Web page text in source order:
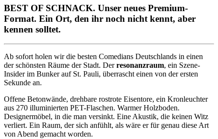
BEST OF SCHNACK. Unser neues Premium-
Format. Ein Ort, den ihr noch nicht kennt, aber
kennen solltet.
Ab sofort holen wir die besten Comedians Deutschlands in einen
der schönsten Räume der Stadt. Derresonanzraum, ein Szene-
Insider im Bunker auf St. Pauli, überrascht einen von der ersten
Sekunde an.
Offene Betonwände, drehbare rostrote Eisentore, ein Kronleuchter
aus 270 illuminierten PET-Flaschen. Warmer Holzboden.
Designermöbel, in die man versinkt. Eine Akustik, die keinen Witz
verliert. Ein Raum, der sich anfühlt, als wäre er für genau diese Art
von Abend gemacht worden.